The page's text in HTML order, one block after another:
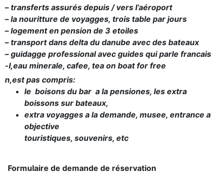
– transferts assurés depuis / vers l’aéroport
– la nouritture de voyagges, trois table par jours
– logement en pension de 3 etoiles
– transport dans delta du danube avec des bateaux
– guidagge professional avec guides qui parle francais
-l,eau minerale, cafee, tea on boat for free
n,est pas compris:
le boisons du bar a la pensiones, les extra
boissons sur bateaux,
extra voyagges a la demande, musee, entrance a
objective
touristiques, souvenirs, etc
Formulaire de demande de réservation